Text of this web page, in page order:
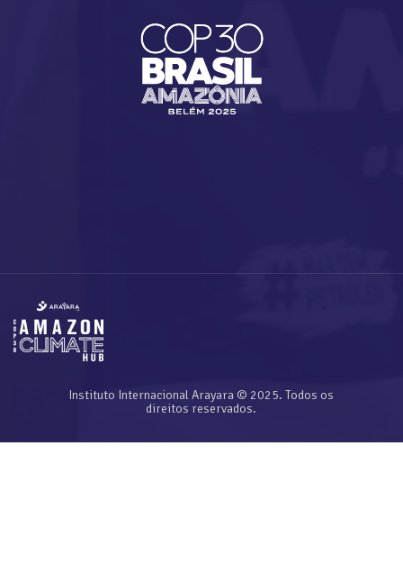
Instituto Internacional Arayara © 2025. Todos os
direitos reservados.